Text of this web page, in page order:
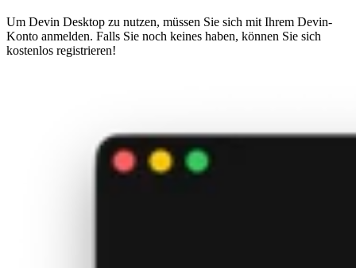
Um Devin Desktop zu nutzen, müssen Sie sich mit Ihrem Devin-
Konto anmelden. Falls Sie noch keines haben, können Sie sich
kostenlos registrieren!